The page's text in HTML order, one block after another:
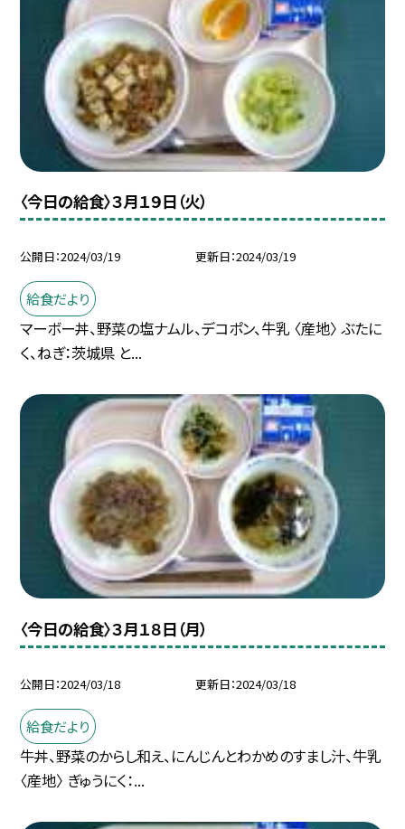
〈今日の給食〉３月１９日（火）
公開日 2024/03/19 更新日 2024/03/19
給食だより
マーボー丼、野菜の塩ナムル、デコポン、牛乳 〈産地〉 ぶたに
く、ねぎ：茨城県 と...
〈今日の給食〉３月１８日（月）
公開日 2024/03/18 更新日 2024/03/18
給食だより
牛丼、野菜のからし和え、にんじんとわかめのすまし汁、牛乳
〈産地〉 ぎゅうにく：...